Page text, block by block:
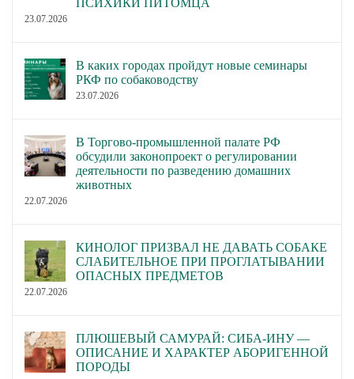
23.07.2026
В каких городах пройдут новые семинары
РКФ по собаководству
23.07.2026
В Торгово-промышленной палате РФ
обсудили законопроект о регулировании
деятельности по разведению домашних
животных
22.07.2026
КИНОЛОГ ПРИЗВАЛ НЕ ДАВАТЬ СОБАКЕ
СЛАБИТЕЛЬНОЕ ПРИ ПРОГЛАТЫВАНИИ
ОПАСНЫХ ПРЕДМЕТОВ
22.07.2026
ПЛЮШЕВЫЙ САМУРАЙ: СИБА-ИНУ —
ОПИСАНИЕ И ХАРАКТЕР АБОРИГЕННОЙ
ПОРОДЫ